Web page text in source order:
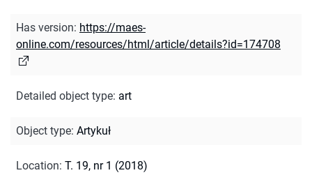
Has version: https://maes-
online.com/resources/html/article/details?id=174708
Detailed object type: art
Object type: Artykuł
Location: T. 19, nr 1 (2018)